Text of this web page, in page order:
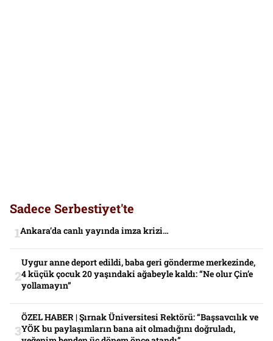
Sadece Serbestiyet'te
Ankara’da canlı yayında imza krizi…
Uygur anne deport edildi, baba geri gönderme merkezinde,
4 küçük çocuk 20 yaşındaki ağabeyle kaldı: “Ne olur Çin’e
yollamayın”
ÖZEL HABER | Şırnak Üniversitesi Rektörü: “Başsavcılık ve
YÖK bu paylaşımların bana ait olmadığını doğruladı,